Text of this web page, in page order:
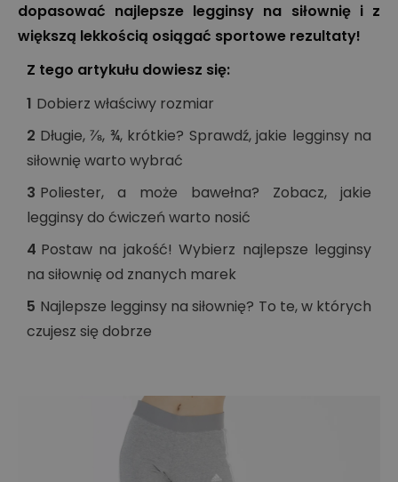
dopasować najlepsze legginsy na siłownię i z
większą lekkością osiągać sportowe rezultaty!
Z tego artykułu dowiesz się:
1 Dobierz właściwy rozmiar
2 Długie, ⅞, ¾, krótkie? Sprawdź, jakie legginsy na
siłownię warto wybrać
3 Poliester, a może bawełna? Zobacz, jakie
legginsy do ćwiczeń warto nosić
4 Postaw na jakość! Wybierz najlepsze legginsy
na siłownię od znanych marek
5 Najlepsze legginsy na siłownię? To te, w których
czujesz się dobrze